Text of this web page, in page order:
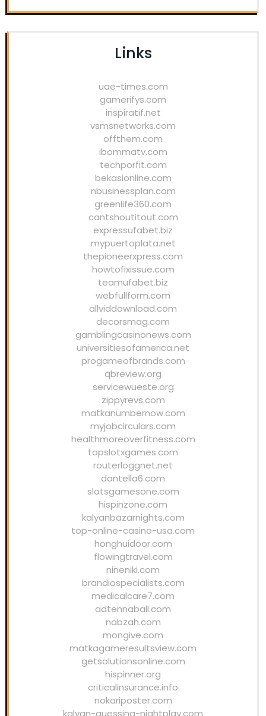
Links
uae-times.com
gamerifys.com
inspiratif.net
vsmsnetworks.com
offthem.com
ibommatv.com
techporfit.com
bekasionline.com
nbusinessplan.com
greenlife360.com
cantshoutitout.com
expressufabet.biz
mypuertoplata.net
thepioneerxpress.com
howtofixissue.com
teamufabet.biz
webfullform.com
allviddownload.com
decorsmag.com
gamblingcasinonews.com
universitiesofamerica.net
progameofbrands.com
qbreview.org
servicewueste.org
zippyrevs.com
matkanumbernow.com
myjobcirculars.com
healthmoreoverfitness.com
topslotxgames.com
routerloggnet.net
dantella6.com
slotsgamesone.com
hispinzone.com
kalyanbazarnights.com
top-online-casino-usa.com
honghuidoor.com
flowingtravel.com
nineniki.com
brandiospecialists.com
medicalcare7.com
adtennaball.com
nabzah.com
mongive.com
matkagameresultsview.com
getsolutionsonline.com
hispinner.org
criticalinsurance.info
nokariposter.com